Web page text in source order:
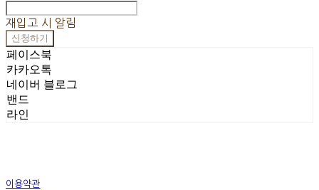
재입고 시 알림
신청하기
페이스북
카카오톡
네이버 블로그
밴드
라인
이용약관